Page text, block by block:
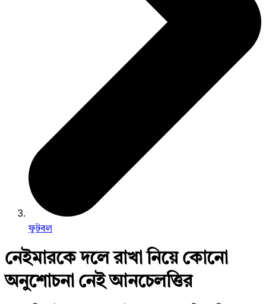
ফুটবল
নেইমারকে দলে রাখা নিয়ে কোনো
অনুশোচনা নেই আনচেলত্তির